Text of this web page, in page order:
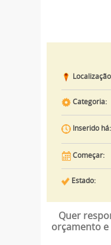
Categoria:
Inserido há:
Começar:
Estado:
Quer
orçamento